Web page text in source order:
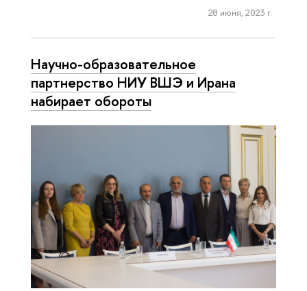
28 июня, 2023 г.
Научно-образовательное
партнерство НИУ ВШЭ и Ирана
набирает обороты